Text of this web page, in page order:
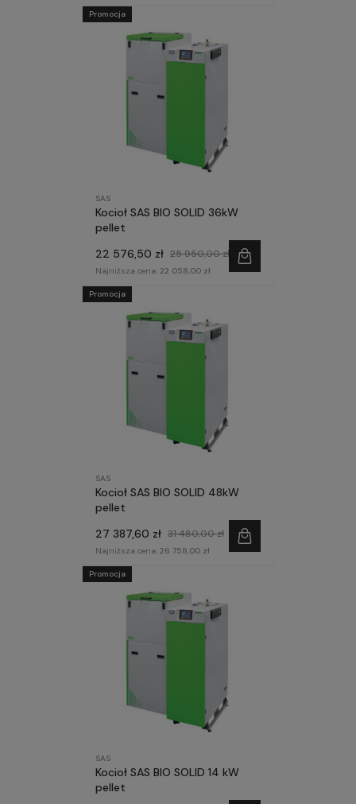
SAS
Kocioł SAS BIO SOLID 36kW
pellet
22 576,50 zł 25 950,00 zł
Najniższa cena: 22 058,00 zł
Promocja
SAS
Kocioł SAS BIO SOLID 48kW
pellet
27 387,60 zł 31 480,00 zł
Najniższa cena: 26 758,00 zł
Promocja
SAS
Kocioł SAS BIO SOLID 14 kW
pellet
Promocja